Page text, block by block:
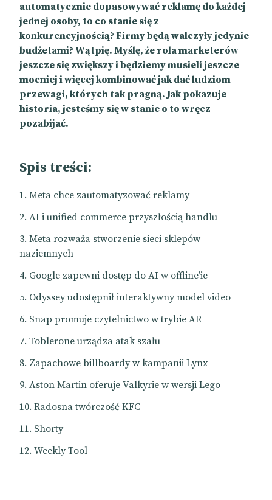
automatycznie dopasowywać reklamę do każdej
jednej osoby, to co stanie się z
konkurencyjnością? Firmy będą walczyły jedynie
budżetami? Wątpię. Myślę, że rola marketerów
jeszcze się zwiększy i będziemy musieli jeszcze
mocniej i więcej kombinować jak dać ludziom
przewagi, których tak pragną. Jak pokazuje
historia, jesteśmy się w stanie o to wręcz
pozabijać.
Spis treści:
Meta chce zautomatyzować reklamy
AI i unified commerce przyszłością handlu
Meta rozważa stworzenie sieci sklepów
naziemnych
Google zapewni dostęp do AI w offline’ie
Odyssey udostępnił interaktywny model video
Snap promuje czytelnictwo w trybie AR
Toblerone urządza atak szału
Zapachowe billboardy w kampanii Lynx
Aston Martin oferuje Valkyrie w wersji Lego
Radosna twórczość KFC
Shorty
Weekly Tool